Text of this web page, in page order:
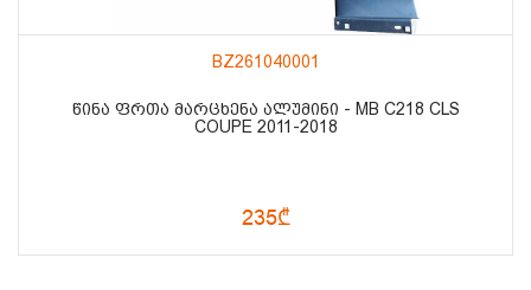
BZ261040001
ᲬᲘᲜᲐ ᲤᲠᲗᲐ ᲛᲐᲠᲪᲮᲔᲜᲐ ᲐᲚᲣᲛᲘᲜᲘ - MB C218 CLS
COUPE 2011-2018
235₾